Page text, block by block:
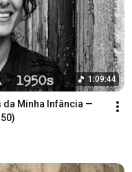
1:09:44
da Minha Infância —